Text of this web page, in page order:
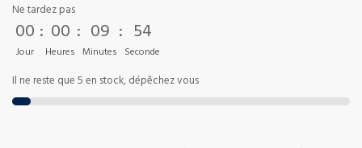
Ne tardez pas
00
Jour
: 00
Heures
: 09
Minutes
: 53
Seconde
Il ne reste que 5 en stock, dépêchez vous